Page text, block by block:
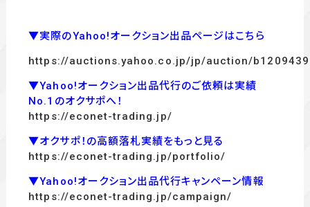
▼実際のYahoo!オークション出品ページはこちら
https://auctions.yahoo.co.jp/jp/auction/
▼Yahoo!オークション出品代行のご依頼は実績
No.1のオクサポへ！
https://econet-trading.jp/
▼オクサポ！の高額落札実績をもっと見る
https://econet-trading.jp/portfolio/
▼Yahoo!オークション出品代行キャンペーン情報
https://econet-trading.jp/campaign/